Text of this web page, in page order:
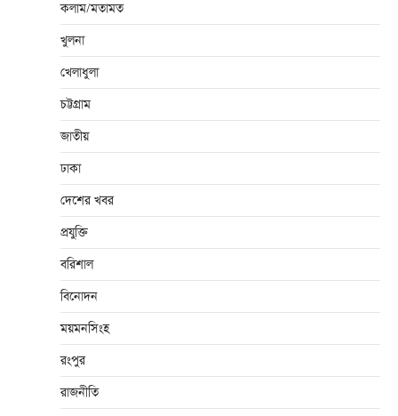
কলাম/মতামত
খুলনা
খেলাধুলা
চট্টগ্রাম
জাতীয়
ঢাকা
দেশের খবর
প্রযুক্তি
বরিশাল
বিনোদন
ময়মনসিংহ
রংপুর
রাজনীতি